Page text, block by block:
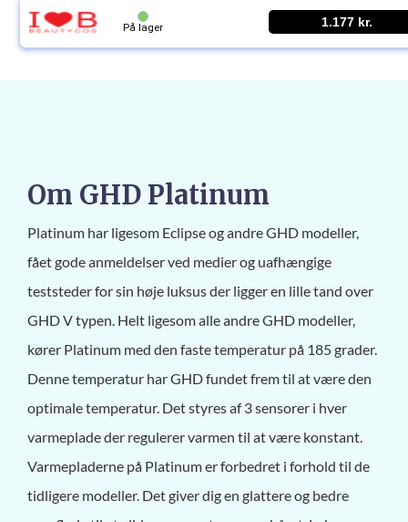
På lager 1.177 kr.
Om GHD Platinum
Platinum har ligesom Eclipse og andre GHD modeller,
fået gode anmeldelser ved medier og uafhængige
teststeder for sin høje luksus der ligger en lille tand over
GHD V typen. Helt ligesom alle andre GHD modeller,
kører Platinum med den faste temperatur på 185 grader.
Denne temperatur har GHD fundet frem til at være den
optimale temperatur. Det styres af 3 sensorer i hver
varmeplade der regulerer varmen til at være konstant.
Varmepladerne på Platinum er forbedret i forhold til de
tidligere modeller. Det giver dig en glattere og bedre